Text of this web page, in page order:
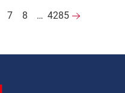
7 8 … 4285